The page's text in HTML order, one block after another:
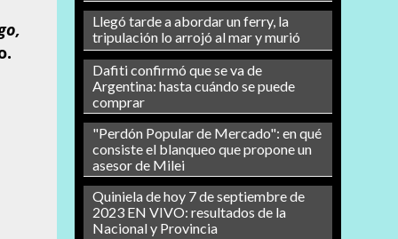
Llegó tarde a abordar un ferry, la
tripulación lo arrojó al mar y murió
Dafiti confirmó que se va de
Argentina: hasta cuándo se puede
comprar
"Perdón Popular de Mercado": en qué
consiste el blanqueo que propone un
asesor de Milei
Quiniela de hoy 7 de septiembre de
2023 EN VIVO: resultados de la
Nacional y Provincia